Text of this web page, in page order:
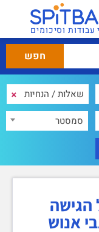
עבודות וסיכומים
×
סמסטר
הגישה
אנוש